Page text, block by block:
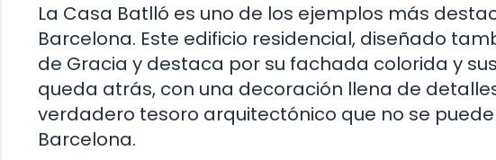
La Casa Batlló es uno de los ejemplos más
Barcelona. Este edificio residencial, diseñado
de Gracia y destaca por su fachada colorida y
queda atrás, con una decoración llena de
verdadero tesoro arquitectónico que no se
Barcelona.